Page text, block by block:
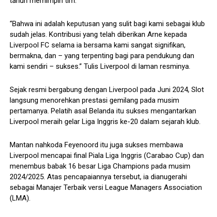
“Bahwa ini adalah keputusan yang sulit bagi kami sebagai klub
sudah jelas. Kontribusi yang telah diberikan Arne kepada
Liverpool FC selama ia bersama kami sangat signifikan,
bermakna, dan – yang terpenting bagi para pendukung dan
kami sendiri – sukses.” Tulis Liverpool di laman resminya.
Sejak resmi bergabung dengan Liverpool pada Juni 2024, Slot
langsung menorehkan prestasi gemilang pada musim
pertamanya. Pelatih asal Belanda itu sukses mengantarkan
Liverpool meraih gelar Liga Inggris ke-20 dalam sejarah klub.
Mantan nahkoda Feyenoord itu juga sukses membawa
Liverpool mencapai final Piala Liga Inggris (Carabao Cup) dan
menembus babak 16 besar Liga Champions pada musim
2024/2025. Atas pencapaiannya tersebut, ia dianugerahi
sebagai Manajer Terbaik versi League Managers Association
(LMA).